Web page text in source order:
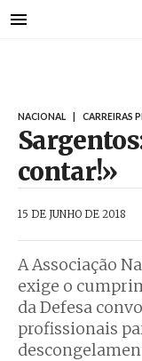
para
NACIONAL CARREIRAS
contar!»
15 DE JUNHO DE 2018
A Associação
exige o
da Defesa
profissionais